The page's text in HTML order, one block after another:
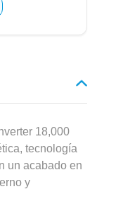
18,000
tecnología
un acabado en
y